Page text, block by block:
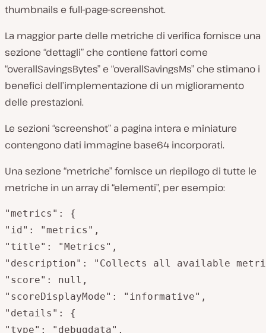
thumbnails e full-page-screenshot.
La maggior parte delle metriche di verifica fornisce una
sezione “dettagli” che contiene fattori come
“overallSavingsBytes” e “overallSavingsMs” che stimano i
benefici dell’implementazione di un miglioramento
delle prestazioni.
Le sezioni “screenshot” a pagina intera e miniature
contengono dati immagine base64 incorporati.
Una sezione “metriche” fornisce un riepilogo di tutte le
metriche in un array di “elementi”, per esempio:
"metrics": {
"id": "metrics",
"title": "Metrics",
"description": "Collects all available
"score": null,
"scoreDisplayMode": "informative",
"details": {
"type": "debugdata",